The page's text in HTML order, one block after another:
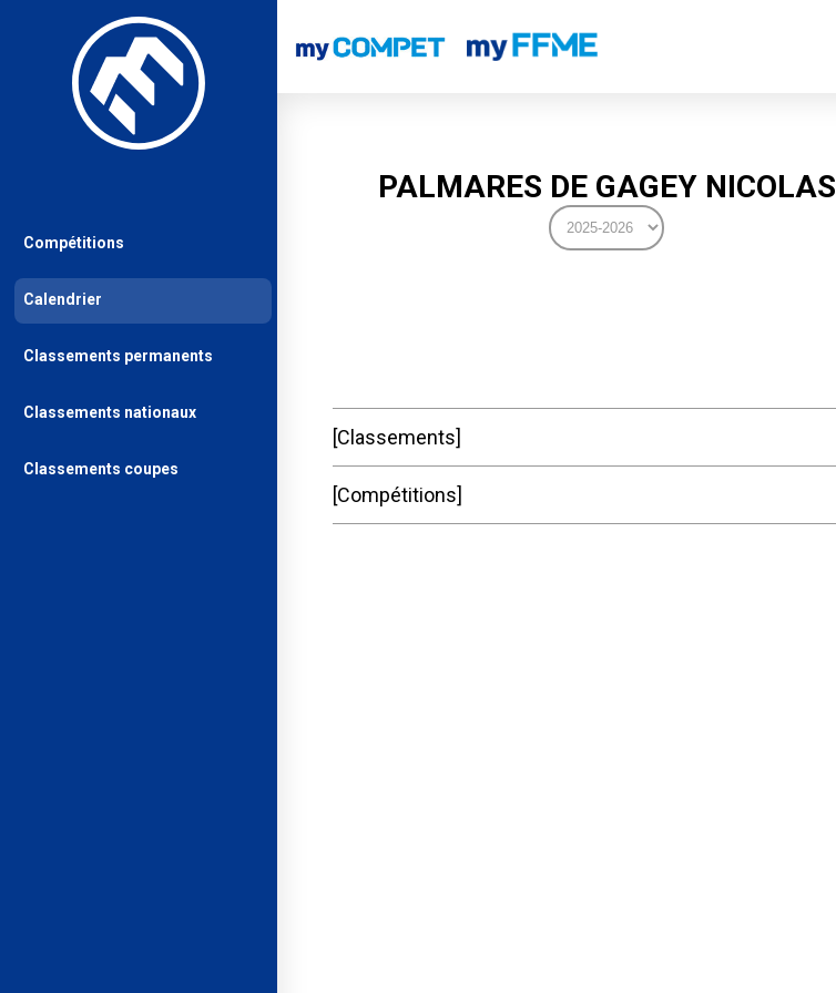
PALMARES DE GAGEY NICOLAS
Classements
Compétitions
Compétitions
Calendrier
Classements permanents
Classements nationaux
Classements coupes